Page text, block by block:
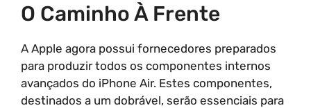
O Caminho À Frente
A Apple agora possui fornecedores preparados
para produzir todos os componentes internos
avançados do iPhone Air. Estes componentes,
destinados a um dobrável, serão essenciais para